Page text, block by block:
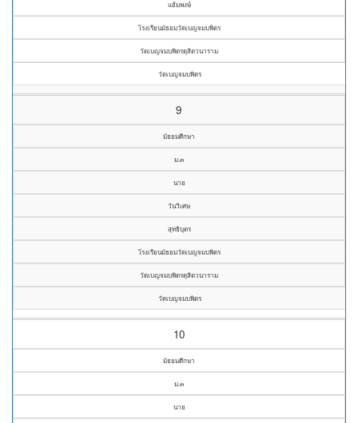
แย้มพงษ์
โรงเรียนมัธยมวัดเบญจมบพิตร
วัดเบญจมบพิตรดุสิตวนาราม
วัดเบญจมบพิตร
9
มัธยมศึกษา
ม.๓
นาย
วันวิเศษ
สุทธิบุตร
โรงเรียนมัธยมวัดเบญจมบพิตร
วัดเบญจมบพิตรดุสิตวนาราม
วัดเบญจมบพิตร
10
มัธยมศึกษา
ม.๓
นาย